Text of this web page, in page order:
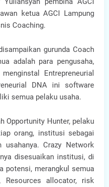
ketua AGCI Lampung
Coaching.
gurunda Coach
adalah para pengusaha,
Entrepreneurial
DNA ini software
semua pelaku usaha.
Opportunity Hunter, pelaku
orang, institusi sebagai
usahanya. Crazy Network
disesuaikan institusi, di
potensi, merangkul semua
Resources allocator, risk